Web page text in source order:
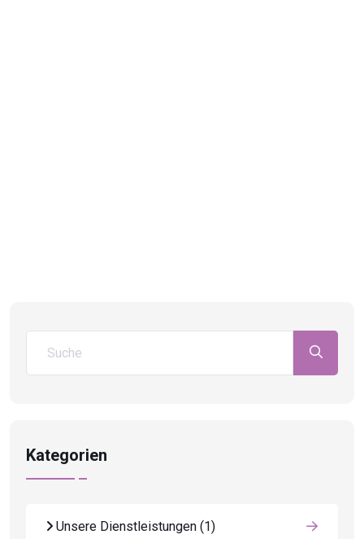
Kategorien
Unsere Dienstleistungen (1)